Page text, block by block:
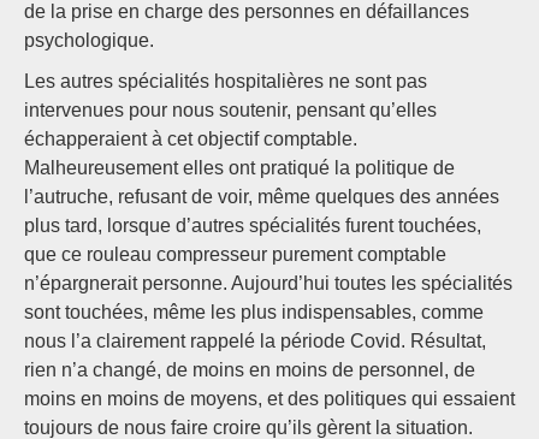
de la prise en charge des personnes en défaillances
psychologique.
Les autres spécialités hospitalières ne sont pas
intervenues pour nous soutenir, pensant qu’elles
échapperaient à cet objectif comptable.
Malheureusement elles ont pratiqué la politique de
l’autruche, refusant de voir, même quelques des années
plus tard, lorsque d’autres spécialités furent touchées,
que ce rouleau compresseur purement comptable
n’épargnerait personne. Aujourd’hui toutes les spécialités
sont touchées, même les plus indispensables, comme
nous l’a clairement rappelé la période Covid. Résultat,
rien n’a changé, de moins en moins de personnel, de
moins en moins de moyens, et des politiques qui essaient
toujours de nous faire croire qu’ils gèrent la situation.